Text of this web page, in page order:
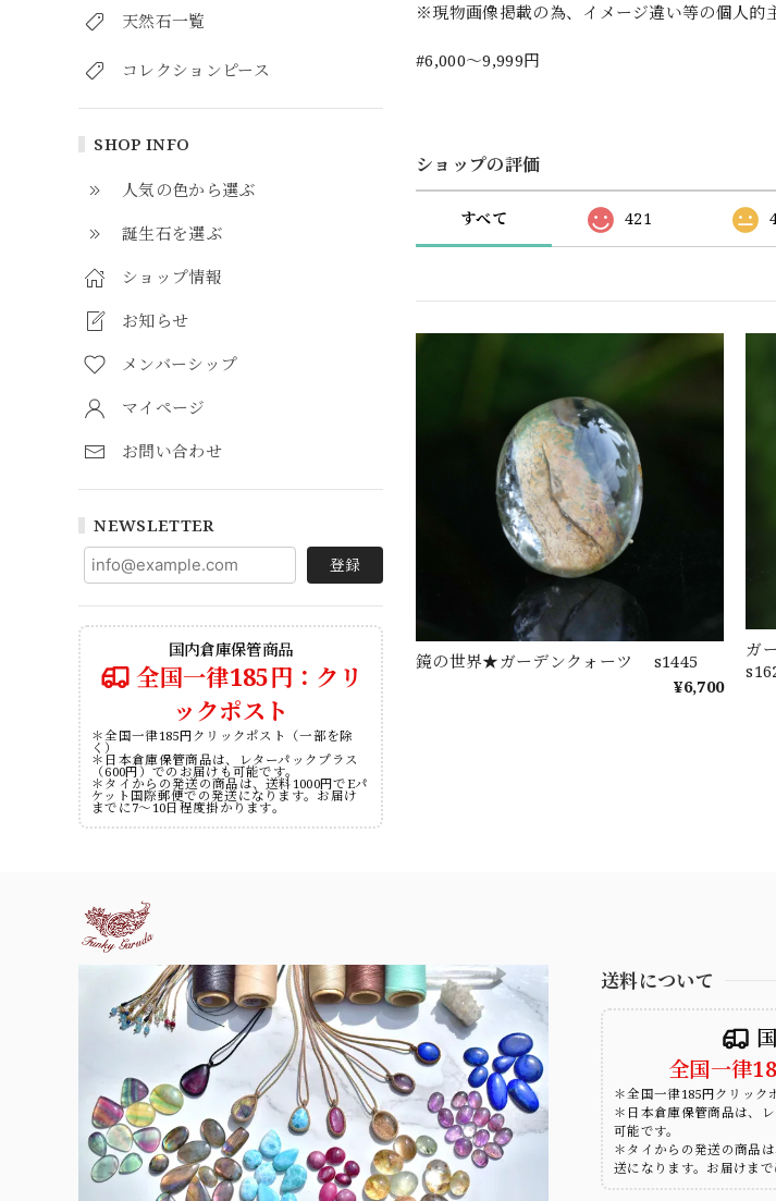
天然石一覧
コレクションピース
SHOP INFO
人気の色から選ぶ
誕生石を選ぶ
ショップ情報
お知らせ
メンバーシップ
マイページ
お問い合わせ
NEWSLETTER
登録
国内倉庫保管商品
全国一律185円：クリ
ックポスト
＊全国一律185円クリックポスト（一部を除
く）
＊日本倉庫保管商品は、レターパックプラス
（600円）でのお届けも可能です。
＊タイからの発送の商品は、送料1000円でEパ
ケット国際郵便での発送になります。お届け
までに7～10日程度掛かります。
※現物画像掲載の為、イメージ違い等の個人的
#6,000～9,999円
ショップの評価
すべて 421
鏡の世界★ガーデンクォーツ s1445
¥6,700
ガ
送料について
全国一律
＊全国一律185円クリック
＊日本倉庫保管商品は、
可能です。
＊タイからの発送の商品
送になります。お届けまで